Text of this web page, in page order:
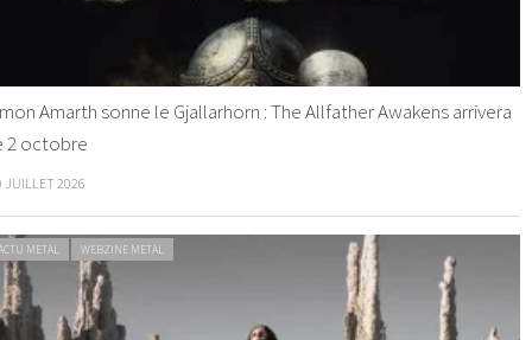
Amarth sonne le Gjallarhorn : The Allfather Awakens arrivera
2 octobre
JUILLET 2026
METAL WEBZINE METAL